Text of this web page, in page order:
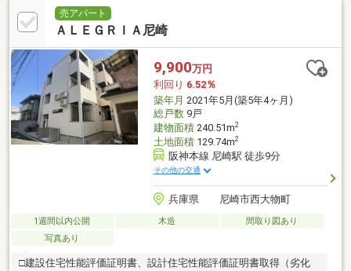
売アパート
ＡＬＥＧＲＩＡ尼崎
9,900万円
利回り 6.52％
築年月 2021年5月(築5年4ヶ月)
総戸数9戸
建物面積240.51m2
土地面積129.74m2
阪神本線 尼崎駅 徒歩9分
その他の交通
兵庫県 尼崎市西大物町
1週間以内公開 木造
間取り図あり
写真あり
□建設住宅性能評価証明書、設計住宅性能評価証明書取得（劣化